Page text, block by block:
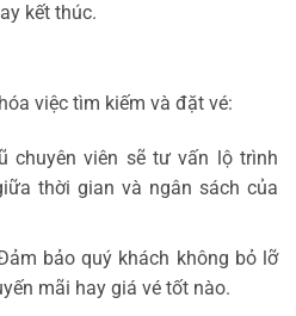
kết thúc.
việc tìm kiếm và đặt vé:
chuyên viên sẽ tư vấn lộ trình
thời gian và ngân sách của
bảo quý khách không bỏ lỡ
mãi hay giá vé tốt nào.